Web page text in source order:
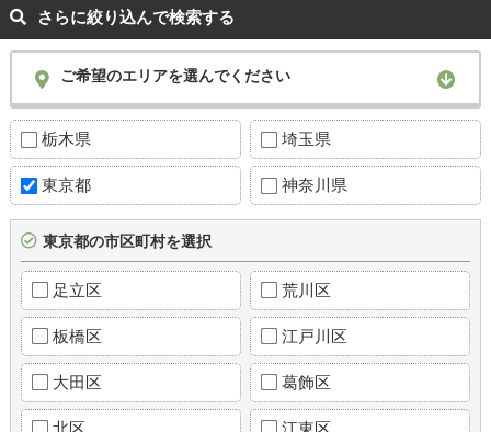
さらに絞り込んで検索する
ご希望のエリアを選んでください
栃木県 埼玉県
東京都 神奈川県
東京都の市区町村を選択
足立区 荒川区
板橋区 江戸川区
大田区 葛飾区
北区 江東区